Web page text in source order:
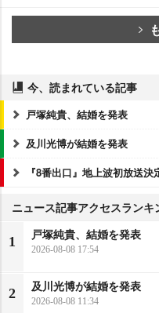
今、読まれている記事
戸塚純貴、結婚を発表
及川光博が結婚を発表
『8番出口』地上波初放送決
ニュース記事アクセスランキ
1
戸塚純貴、結婚を発表
2026-08-08 17:54
2
及川光博が結婚を発表
2026-08-08 11:34